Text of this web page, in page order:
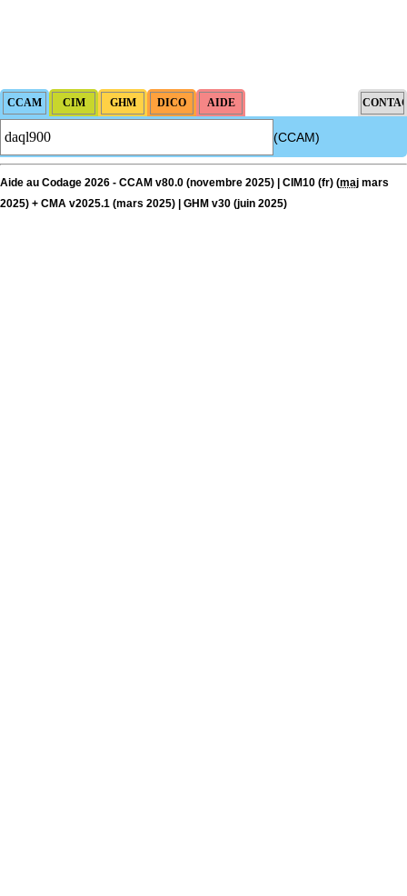
(CCAM)
Aide au Codage 2026 - CCAM v80.0 (novembre 2025) | CIM10 (fr) (maj mars
2025) + CMA v2025.1 (mars 2025) | GHM v30 (juin 2025)